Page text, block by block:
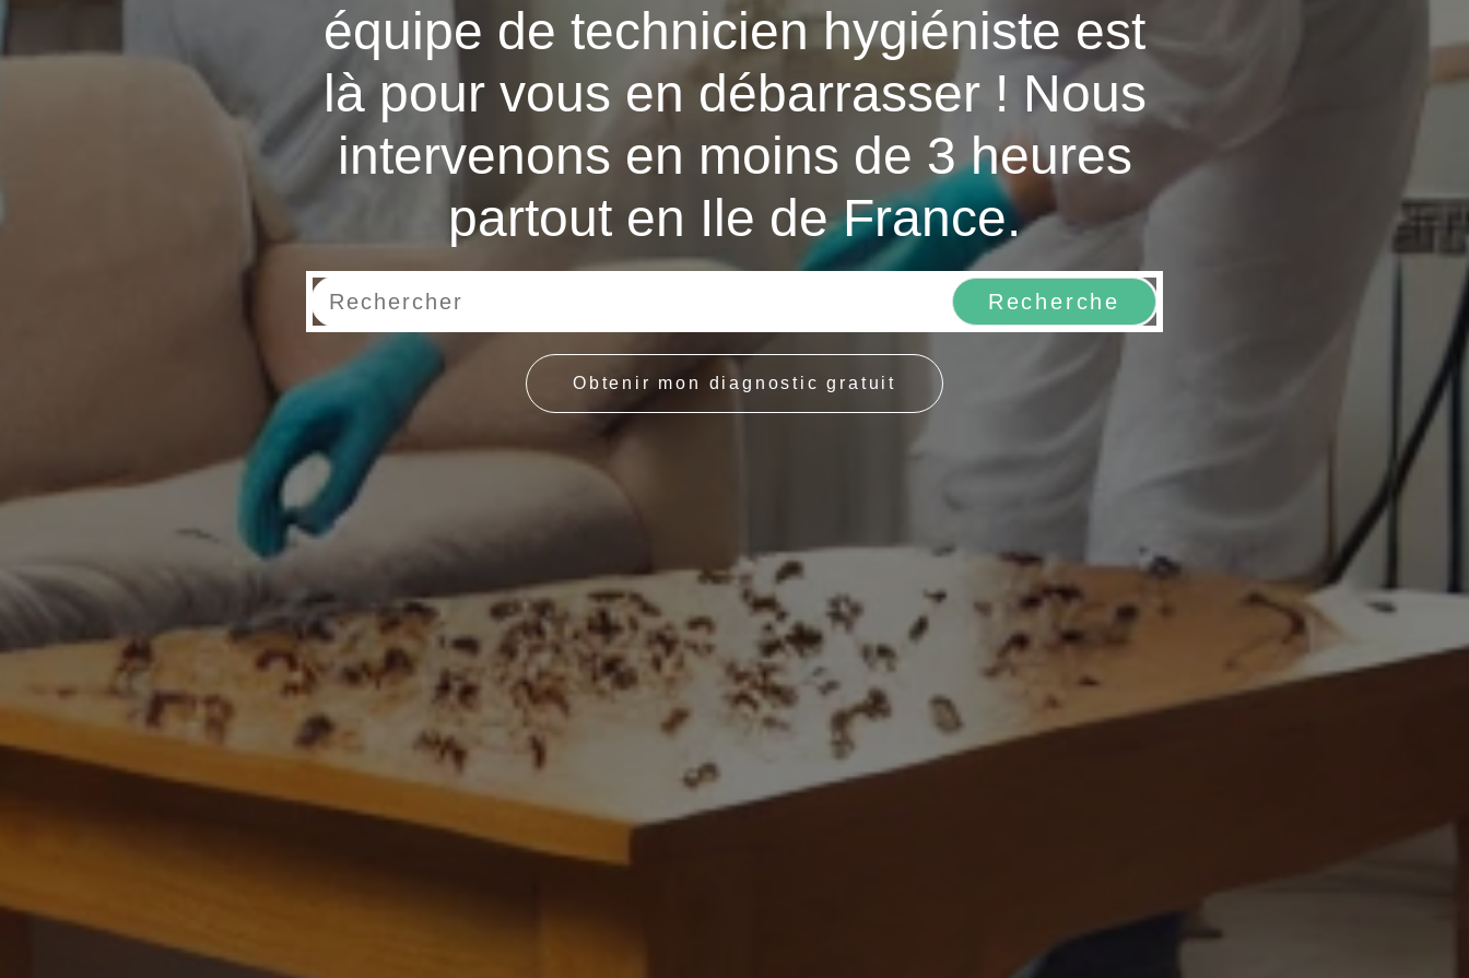
équipe de technicien hygiéniste est
là pour vous en débarrasser ! Nous
intervenons en moins de 3 heures
partout en Ile de France.
Recherche
Obtenir mon diagnostic gratuit